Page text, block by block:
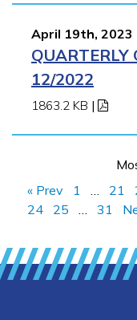
April 19th, 2023
QUARTERLY
12/2022
1863.2 KB |
« Prev
1 21
24
25 31